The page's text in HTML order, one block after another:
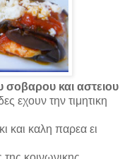
σοβαρου και αστειου
εχουν την τιμητικη
και καλη παρεα ει